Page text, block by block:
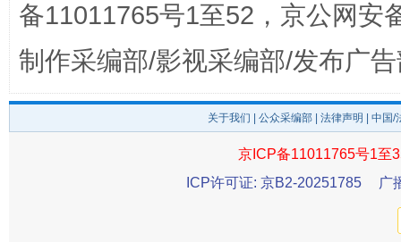
备11011765号1至52，京公网安
制作采编部/影视采编部/发布广
关于我们 公众采编部 法律声明 | 中国
京ICP备11011765号1至
ICP许可证: 京B2-20251785
广